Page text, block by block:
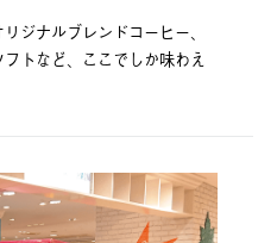
ジナルブレンドコーヒー、
トなど、ここでしか味わえ